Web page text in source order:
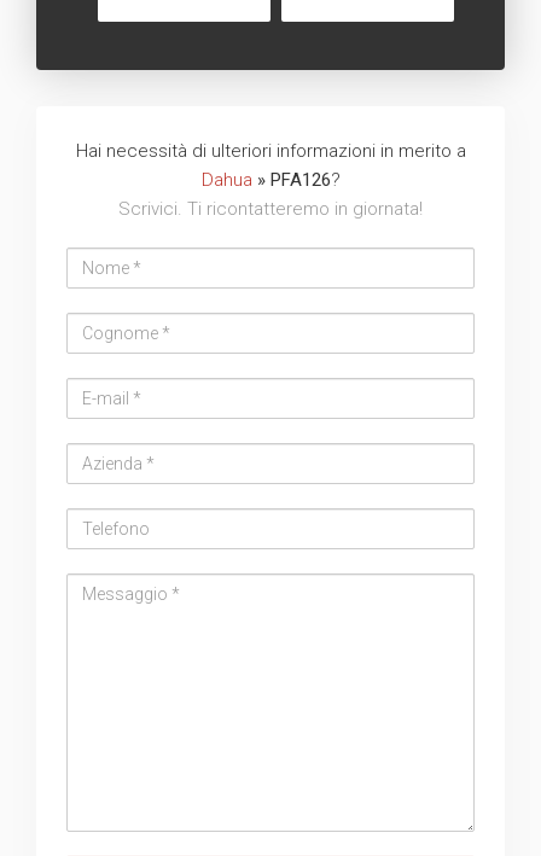
Hai necessità di ulteriori informazioni in merito a
Dahua » PFA126?
Scrivici. Ti ricontatteremo in giornata!
address